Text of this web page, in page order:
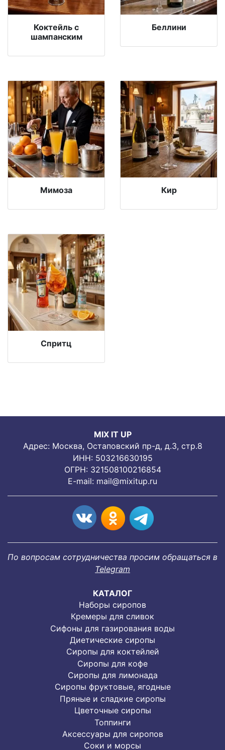
Коктейль с
шампанским
Беллини
Мимоза Кир
Спритц
MIX IT UP
Адрес: Москва, Остаповский пр-д, д.3, стр.8
ИНН: 503216630195
ОГРН: 321508100216854
E-mail: mail@mixitup.ru
По вопросам сотрудничества просим обращаться в
Telegram
КАТАЛОГ
Наборы сиропов
Кремеры для сливок
Сифоны для газирования воды
Диетические сиропы
Сиропы для коктейлей
Сиропы для кофе
Сиропы для лимонада
Cиропы фруктовые, ягодные
Пряные и сладкие сиропы
Цветочные сиропы
Топпинги
Аксессуары для сиропов
Соки и морсы